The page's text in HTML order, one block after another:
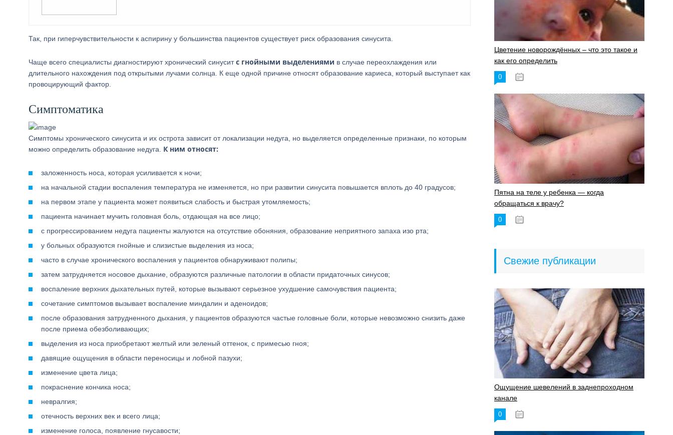
Так, при гиперчувствительности к аспирину у большинства пациентов существует риск образования синусита.
Чаще всего специалисты диагностируют хронический синуситс гнойными выделениями в случае переохлаждения или
длительного нахождения под открытыми лучами солнца. К еще одной причине относят образование кариеса, который выступает как
провоцирующий фактор.
Симптоматика
Симптомы хронического синусита и их острота зависит от локализации недуга, но выделяется определенные признаки, по которым
можно определить образование недуга. К ним относят:
заложенность носа, которая усиливается к ночи;
на начальной стадии воспаления температура не изменяется, но при развитии синусита повышается вплоть до 40 градусов;
на первом этапе у пациента может появиться слабость и быстрая утомляемость;
пациента начинает мучить головная боль, отдающая на все лицо;
с прогрессированием недуга пациенты жалуются на отсутствие обоняния, образование неприятного запаха изо рта;
у больных образуются гнойные и слизистые выделения из носа;
часто в случае хронического воспаления у пациентов обнаруживают полипы;
затем затрудняется носовое дыхание, образуются различные патологии в области придаточных синусов;
воспаление верхних дыхательных путей, которые вызывают серьезное ухудшение самочувствия пациента;
сочетание симптомов вызывает воспаление миндалин и аденоидов;
после образования затрудненного дыхания, у пациентов образуются частые головные боли, которые невозможно снизить даже
после приема обезболивающих;
выделения из носа приобретают желтый или зеленый оттенок, с примесью гноя;
давящие ощущения в области переносицы и лобной пазухи;
изменение цвета лица;
покраснение кончика носа;
невралгия;
отечность верхних век и всего лица;
изменение голоса, появление гнусавости;
Цветение новорождённых – что это такое и
как его определить
0
Пятна на теле у ребенка — когда
обращаться к врачу?
0
Свежие публикации
Ощущение шевелений в заднепроходном
канале
0